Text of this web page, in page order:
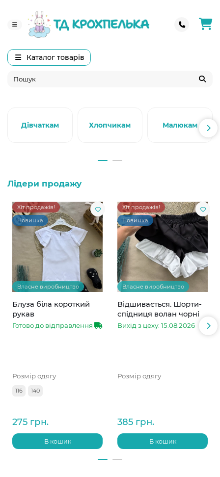
Каталог товарів
Дівчаткам Хлопчикам Малюкам
Лідери продажу
Хіт продажів!
Новинка
Власне виробництво
Блуза біла короткий
рукав
Готово до відправлення
Розмір одягу
116 140
275 грн.
В кошик
Хіт продажів!
Новинка
Власне виробництво
Відшивається. Шорти-
спідниця волан чорні
Вихід з цеху: 15.08.2026
Розмір одягу
385 грн.
В кошик